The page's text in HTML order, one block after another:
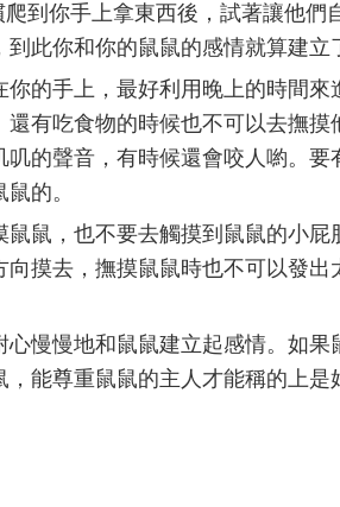
到你手上拿東西後，試著讓他們
此你和你的鼠鼠的感情就算建立
你的手上，最好利用晚上的時間
有吃食物的時候也不可以去撫摸
叽的聲音，有時候還會咬人喲。
的。
鼠鼠，也不要去觸摸到鼠鼠的小
向摸去，撫摸鼠鼠時也不可以發
心慢慢地和鼠鼠建立起感情。如果
能尊重鼠鼠的主人才能稱的上是